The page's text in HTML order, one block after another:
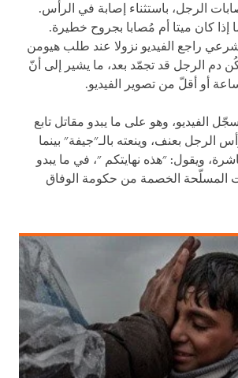
الرجل، باستثناء إصابة في الرأس.
إذا كان ميتا أم مُصابا بجروح خطيرة.
راجع الفيديو نزولا عند طلب هيومن
دم الرجل قد تجمّد بعد، ما يشير إلى أنّ
أو أقلّ من تصوير الفيديو.
الفيديو، وهو على ما يبدو مقاتل تابع
الرجل بعنف، وينعته بالـ"جيفة" بينما
ويقول: "هذه نهايتكم "، في ما يبدو
المسلّحة الخصمة من حكومة الوفاق